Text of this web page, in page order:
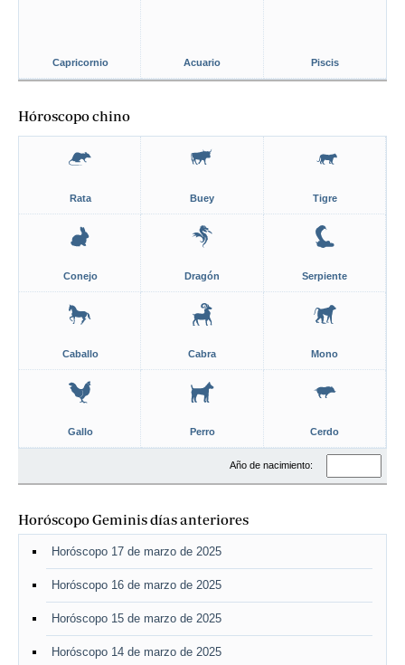
Capricornio Acuario Piscis
Hóroscopo chino
Rata Buey Tigre
Conejo Dragón Serpiente
Caballo Cabra Mono
Gallo Perro Cerdo
Año de nacimiento:
Horóscopo Geminis días anteriores
Horóscopo 17 de marzo de 2025
Horóscopo 16 de marzo de 2025
Horóscopo 15 de marzo de 2025
Horóscopo 14 de marzo de 2025